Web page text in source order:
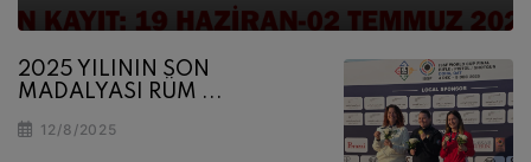
2025 YILININ SON
MADALYASI RÜM ...
12/8/2025